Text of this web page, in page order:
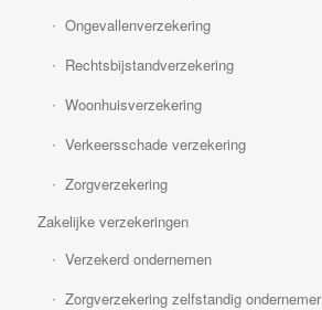
Ongevallenverzekering
Rechtsbijstandverzekering
Woonhuisverzekering
Verkeersschade verzekering
Zorgverzekering
Zakelijke verzekeringen
Verzekerd ondernemen
Zorgverzekering zelfstandig ondernemer